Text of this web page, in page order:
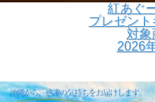
紅あぐ
プレゼン
対象
2026